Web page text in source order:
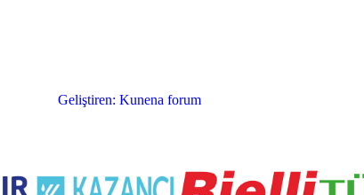
Geliştiren: Kunena forum